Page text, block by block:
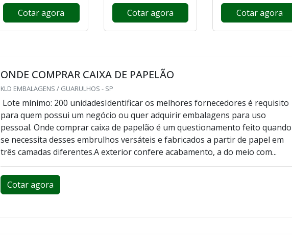
Cotar agora Cotar agora Cotar agora
ONDE COMPRAR CAIXA DE PAPELÃO
KLD EMBALAGENS / GUARULHOS - SP
Lote mínimo: 200 unidadesIdentificar os melhores fornecedores é requisito
para quem possui um negócio ou quer adquirir embalagens para uso
pessoal. Onde comprar caixa de papelão é um questionamento feito quando
se necessita desses embrulhos versáteis e fabricados a partir de papel em
três camadas diferentes.A exterior confere acabamento, a do meio com...
Cotar agora